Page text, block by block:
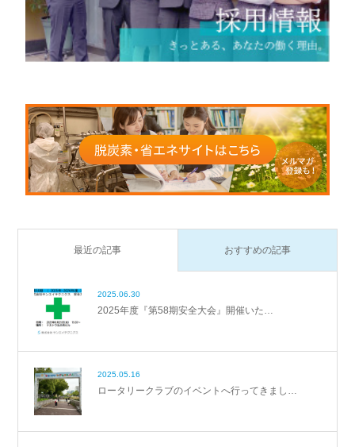
最近の記事 おすすめの記事
2025.06.30
2025年度『第58期安全大会』開催いた…
2025.05.16
ロータリークラブのイベントへ行ってきまし…